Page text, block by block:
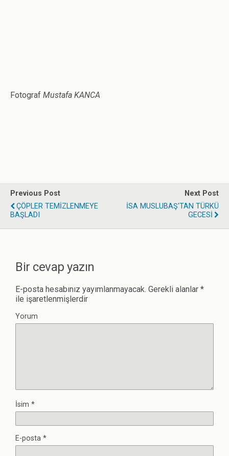
Fotograf Mustafa KANCA
Previous Post
ÇÖPLER TEMİZLENMEYE
BAŞLADI
Next Post
İSA MUSLUBAŞ'TAN TÜRKÜ
GECESİ
Bir cevap yazın
E-posta hesabınız yayımlanmayacak. Gerekli alanlar *
ile işaretlenmişlerdir
Yorum
İsim *
E-posta *